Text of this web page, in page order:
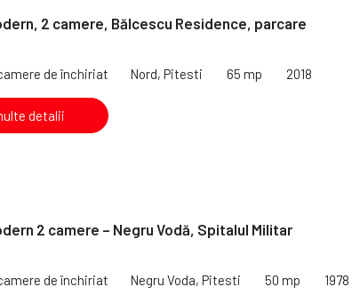
2 camere, Bălcescu Residence, parcare
de închiriat Nord, Pitesti 65 mp 2018
detalii
2 camere – Negru Vodă, Spitalul Militar
de închiriat Negru Voda, Pitesti 50 mp 1978